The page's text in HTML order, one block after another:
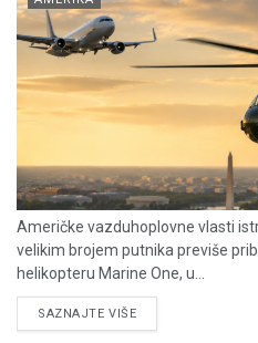
Američke vazduhoplovne vlasti
velikim brojem putnika previše
helikopteru Marine One, u...
SAZNAJTE VIŠEDETAILS